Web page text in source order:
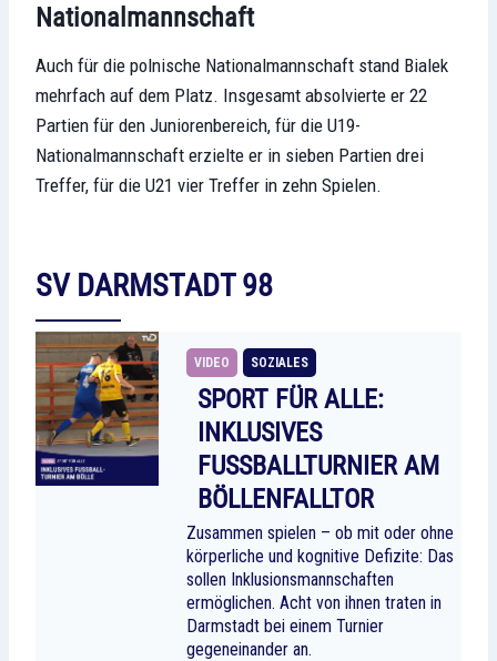
Nationalmannschaft
Auch für die polnische Nationalmannschaft stand Bialek
mehrfach auf dem Platz. Insgesamt absolvierte er 22
Partien für den Juniorenbereich, für die U19-
Nationalmannschaft erzielte er in sieben Partien drei
Treffer, für die U21 vier Treffer in zehn Spielen.
SV DARMSTADT 98
VIDEO SOZIALES
SPORT FÜR ALLE:
INKLUSIVES
FUSSBALLTURNIER AM B
ÖLLENFALLTOR
Zusammen spielen – ob mit oder ohne
körperliche und kognitive Defizite: Das
sollen Inklusionsmannschaften
ermöglichen. Acht von ihnen traten in
Darmstadt bei einem Turnier
gegeneinander an.